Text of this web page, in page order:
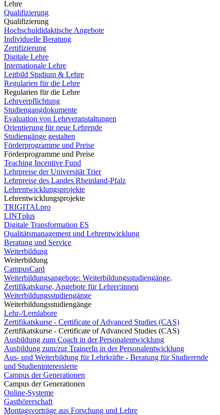
Lehre
Qualifizierung
Qualifizierung
Hochschuldidaktische Angebote
Individuelle Beratung
Zertifizierung
Digitale Lehre
Internationale Lehre
Leitbild Studium & Lehre
Regularien für die Lehre
Regularien für die Lehre
Lehrverpflichtung
Studiengangdokumente
Evaluation von Lehrveranstaltungen
Orientierung für neue Lehrende
Studiengänge gestalten
Förderprogramme und Preise
Förderprogramme und Preise
Teaching Incentive Fund
Lehrpreise der Universität Trier
Lehrpreise des Landes Rheinland-Pfalz
Lehrentwicklungsprojekte
Lehrentwicklungsprojekte
TRIGITALpro
LINTplus
Digitale Transformation ES
Qualitätsmanagement und Lehrentwicklung
Beratung und Service
Weiterbildung
Weiterbildung
CampusCard
Weiterbildungsangebote: Weiterbildungsstudiengänge,
Zertifikatskurse, Angebote für Lehrer:innen
Weiterbildungsstudiengänge
Weiterbildungsstudiengänge
Lehr-/Lernlabore
Zertifikatskurse - Certificate of Advanced Studies (CAS)
Zertifikatskurse - Certificate of Advanced Studies (CAS)
Ausbildung zum Coach in der Personalentwicklung
Ausbildung zum/zur TrainerIn in der Personalentwicklung
Aus- und Weiterbildung für Lehrkräfte - Beratung für Studierende
und Studieninteressierte
Campus der Generationen
Campus der Generationen
Online-Systeme
Gasthörerschaft
Montagsvorträge aus Forschung und Lehre